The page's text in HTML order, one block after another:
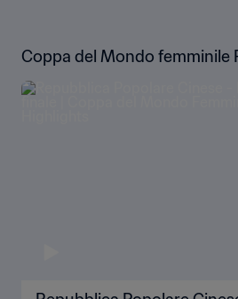
Coppa del Mondo femminile
SA 1999 - Highlights